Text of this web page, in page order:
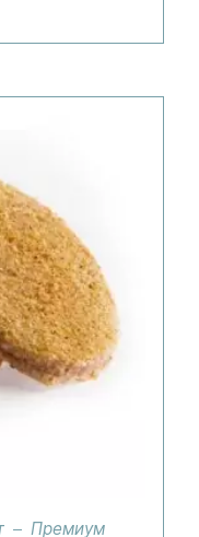
Премиум